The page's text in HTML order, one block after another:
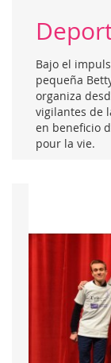
Bajo el
pequeña
organiza
vigilantes de
en beneficio
pour la vie.